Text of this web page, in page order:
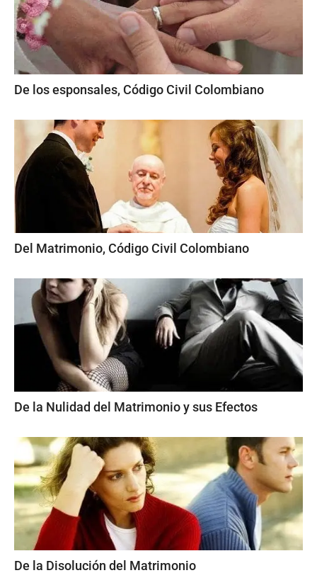
De los esponsales, Código Civil Colombiano
Del Matrimonio, Código Civil Colombiano
De la Nulidad del Matrimonio y sus Efectos
De la Disolución del Matrimonio